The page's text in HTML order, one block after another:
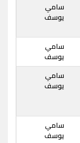
سامي
يوسف
سامي
يوسف
سامي
يوسف
سامي
يوسف